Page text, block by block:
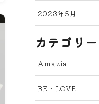
2023年5月
カテゴリー
Amazia
BE・LOVE